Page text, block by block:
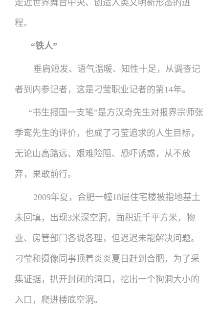
走近世界舞台中央、创造人类文明新形态的进
程。
“铁人”
垂肩短发、语气温暖、知性十足，从调查记
者到内参记者，这是刁莹职业记者的第14年。
“书生报国一支笔”是方汉奇先生对报界宗师张
季鸾先生的评价，也成了刁莹追求的人生目标，
无论山高路远、艰难险阻、恐吓诱惑，从不放
弃，果敢前行。
2009年夏，合肥一幢18层住宅楼被指地基土
未回填，出现3米深空洞，面积近千平方米，物
业、房管部门各说各理，但迟迟未能解决问题。
刁莹和摄像同事顶着炎炎夏日赶到合肥，为了采
集证据，扒开封闭的洞口，挖出一个狗洞大小的
入口，爬进楼底空洞。